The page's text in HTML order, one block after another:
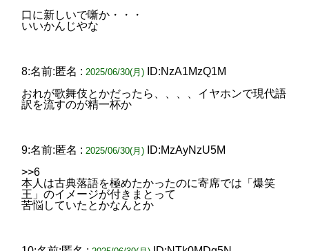
口に新しいで噺か・・・
いいかんじやな
8:名前:匿名 : 2025/06/30(月)
ID:NzA1MzQ1M
おれが歌舞伎とかだったら、、、、イヤホンで現代語
訳を流すのが精一杯か
9:名前:匿名 : 2025/06/30(月)
ID:MzAyNzU5M
>>6
本人は古典落語を極めたかったのに寄席では「爆笑
王」のイメージが付きまとって
苦悩していたとかなんとか